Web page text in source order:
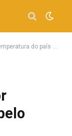
pelo segundo dia seguido